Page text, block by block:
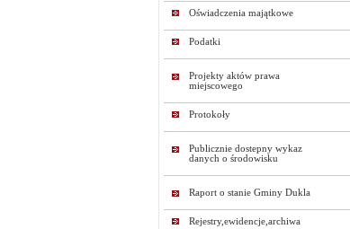
Oświadczenia majątkowe
Podatki
Projekty aktów prawa
miejscowego
Protokoły
Publicznie dostepny wykaz
danych o środowisku
Raport o stanie Gminy Dukla
Rejestry,ewidencje,archiwa